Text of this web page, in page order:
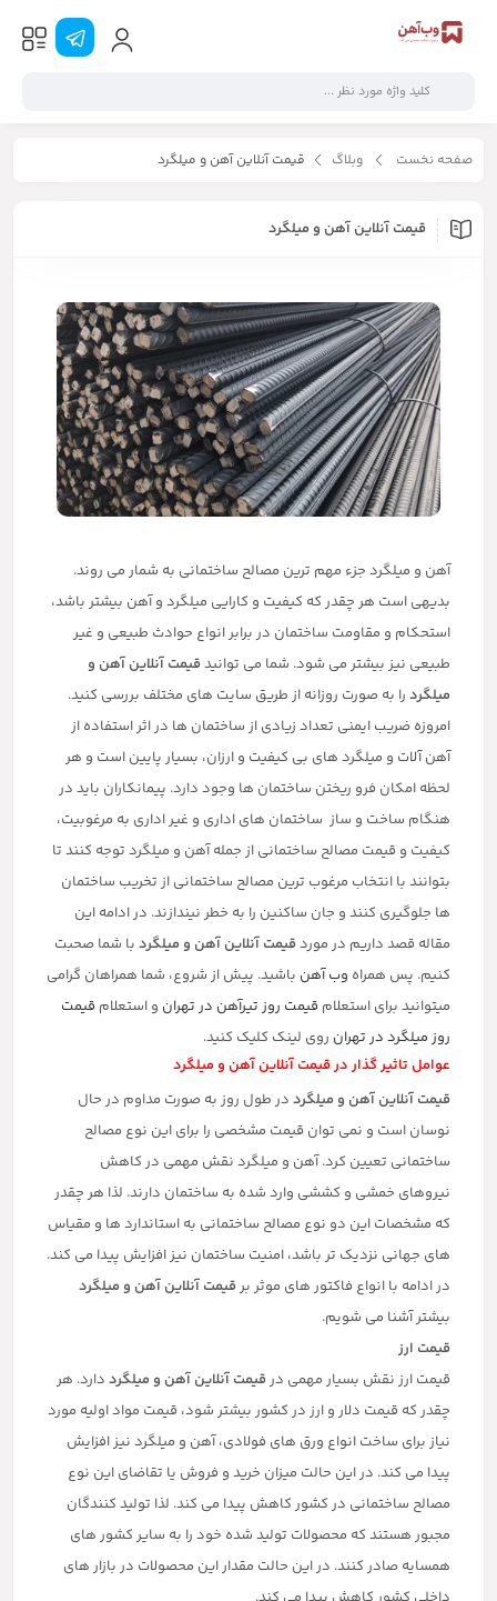
صفحه نخست وبلاگ قیمت آنلاین آهن و میلگرد
قیمت آنلاین آهن و میلگرد
آهن و میلگرد جزء مهم ترین مصالح ساختمانی به شمار می روند.
بدیهی است هر چقدر که کیفیت و کارایی میلگرد و آهن بیشتر باشد،
استحکام و مقاومت ساختمان در برابر انواع حوادث طبیعی و غیر
طبیعی نیز بیشتر می شود. شما می توانیدقیمت آنلاین آهن و
میلگرد را به صورت روزانه از طریق سایت های مختلف بررسی کنید.
امروزه ضریب ایمنی تعداد زیادی از ساختمان ها در اثر استفاده از
آهن آلات و میلگرد های بی کیفیت و ارزان، بسیار پایین است و هر
لحظه امکان فرو ریختن ساختمان ها وجود دارد. پیمانکاران باید در
هنگام ساخت و ساز ساختمان های اداری و غیر اداری به مرغوبیت،
کیفیت و قیمت مصالح ساختمانی از جمله آهن و میلگرد توجه کنند تا
بتوانند با انتخاب مرغوب ترین مصالح ساختمانی از تخریب ساختمان
ها جلوگیری کنند و جان ساکنین را به خطر نیندازند. در ادامه این
مقاله قصد داریم در موردقیمت آنلاین آهن و میلگرد با شما صحبت
کنیم. پس همراه وب آهن باشید. پیش از شروع، شما همراهان گرامی
میتوانید برای استعلام قیمت روز تیرآهن در تهران و استعلام قیمت
روز میلگرد در تهران روی لینک کلیک کنید.
عوامل تاثیر گذار در قیمت آنلاین آهن و میلگرد
قیمت آنلاین آهن و میلگرد در طول روز به صورت مداوم در حال
نوسان است و نمی توان قیمت مشخصی را برای این نوع مصالح
ساختمانی تعیین کرد. آهن و میلگرد نقش مهمی در کاهش
نیروهای خمشی و کششی وارد شده به ساختمان دارند. لذا هر چقدر
که مشخصات این دو نوع مصالح ساختمانی به استاندارد ها و مقیاس
های جهانی نزدیک تر باشد، امنیت ساختمان نیز افزایش پیدا می کند‌.
در ادامه با انواع فاکتور های موثر برقیمت آنلاین آهن و میلگرد
بیشتر آشنا می شویم.
قیمت ارز
قیمت ارز نقش بسیار مهمی درقیمت آنلاین آهن و میلگرد دارد. هر
چقدر که قیمت دلار و ارز در کشور بیشتر شود، قیمت مواد اولیه مورد
نیاز برای ساخت انواع ورق های فولادی، آهن و میلگرد نیز افزایش
پیدا می کند. در این حالت میزان خرید و فروش یا تقاضای این نوع
مصالح ساختمانی در کشور کاهش پیدا می کند. لذا تولید کنندگان
مجبور هستند که محصولات تولید شده خود را به سایر کشور های
همسایه صادر کنند. در این حالت مقدار این محصولات در بازار های